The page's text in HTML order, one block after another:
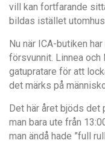
vill kan fortfarande
bildas istället utomhus.
Nu när ICA-butiken
försvunnit. Linnea och
gatupratare för att
det märks på
Det här året bjöds det
man bara ute från
man ändå hade ”full